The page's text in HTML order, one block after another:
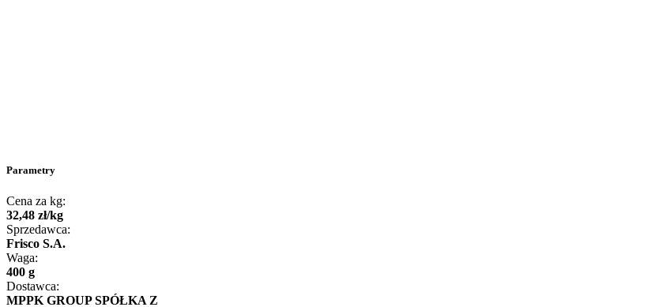
Parametry
Cena za kg:
32,48 zł/kg
Sprzedawca:
Frisco S.A.
Waga:
400 g
Dostawca:
MPPK GROUP SPÓŁKA Z